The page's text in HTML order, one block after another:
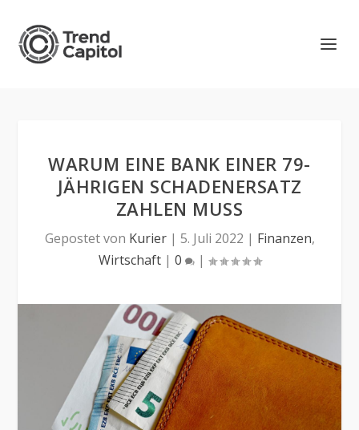
WARUM EINE BANK EINER 79-
JÄHRIGEN SCHADENERSATZ
ZAHLEN MUSS
Gepostet von Kurier| 5. Juli 2022 | Finanzen,
Wirtschaft| 0 |